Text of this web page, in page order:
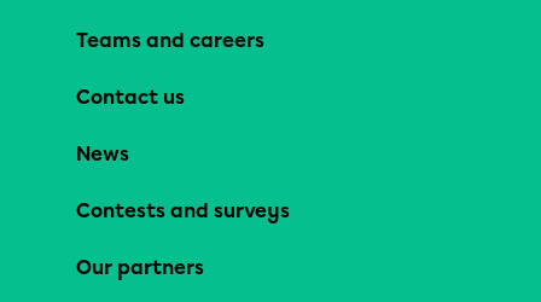
Teams and careers
Contact us
News
Contests and surveys
Our partners